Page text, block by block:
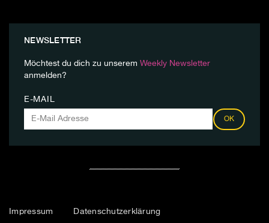
NEWSLETTER
Möchtest du dich zu unserem Weekly Newsletter
anmelden?
E-MAIL
OK
Impressum Datenschutzerklärung